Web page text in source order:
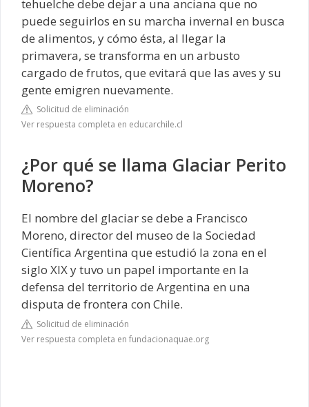
tehuelche debe dejar a una anciana que no
puede seguirlos en su marcha invernal en busca
de alimentos, y cómo ésta, al llegar la
primavera, se transforma en un arbusto
cargado de frutos, que evitará que las aves y su
gente emigren nuevamente.
Solicitud de eliminación
Ver respuesta completa en educarchile.cl
¿Por qué se llama Glaciar Perito
Moreno?
El nombre del glaciar se debe a Francisco
Moreno, director del museo de la Sociedad
Científica Argentina que estudió la zona en el
siglo XIX y tuvo un papel importante en la
defensa del territorio de Argentina en una
disputa de frontera con Chile.
Solicitud de eliminación
Ver respuesta completa en fundacionaquae.org